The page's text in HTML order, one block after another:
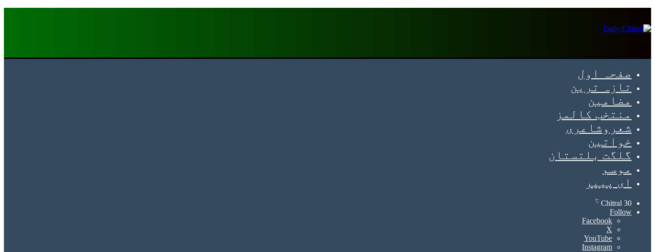
صفحہ اول
تازہ ترین
مضامین
منتخب کالمز
شعروشاعری
خواتین
گلگت بلتستان
موسم
ای پیپر
Chitral 30
℃
Follow
Facebook
X
YouTube
Instagram